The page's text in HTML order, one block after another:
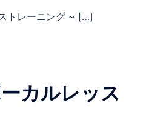
トレーニング ~ […]
カルレッス